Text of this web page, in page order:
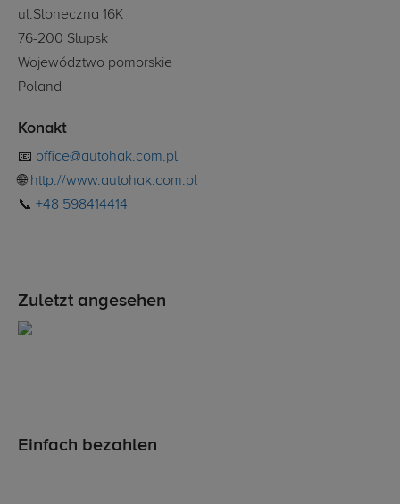
ul.Sloneczna 16K
76-200 Slupsk
Województwo pomorskie
Poland
Konakt
📧 office@autohak.com.pl
🌐 http://www.autohak.com.pl
📞 +48 598414414
Zuletzt angesehen
Einfach bezahlen